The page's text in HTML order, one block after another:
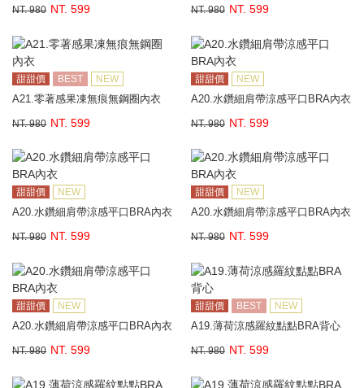
NT. 980 NT. 599 NT. 980 NT. 599
甜甜價 BEST NEW
A21.零著感果凍無痕無鋼圈內衣
NT. 980 NT. 599
甜甜價 NEW
A20.水鑽細肩帶涼感平口BRA內衣
NT. 980 NT. 599
甜甜價 NEW
A20.水鑽細肩帶涼感平口BRA內衣
NT. 980 NT. 599
甜甜價 NEW
A20.水鑽細肩帶涼感平口BRA內衣
NT. 980 NT. 599
甜甜價 NEW
A20.水鑽細肩帶涼感平口BRA內衣
NT. 980 NT. 599
甜甜價 BEST NEW
A19.薄荷涼感羅紋點點BRA背心
NT. 980 NT. 599